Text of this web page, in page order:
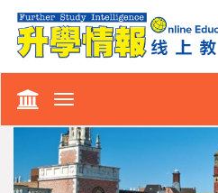
Toggle